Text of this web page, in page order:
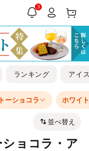
3
ランキング アイ
ーショコラ ホワイ
並べ替え
ョコラ・ア